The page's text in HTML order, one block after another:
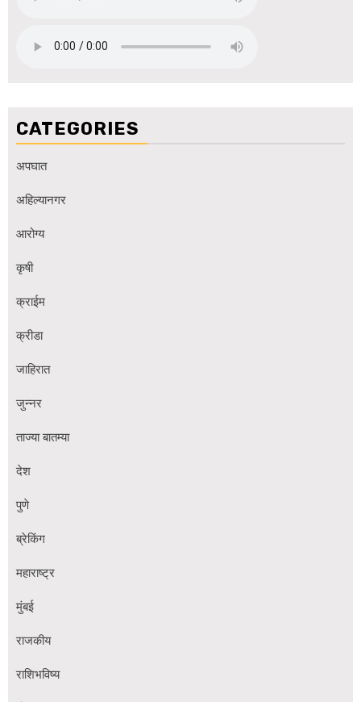
CATEGORIES
अपघात
अहिल्यानगर
आरोग्य
कृषी
क्राईम
क्रीडा
जाहिरात
जुन्नर
ताज्या बातम्या
देश
पुणे
ब्रेकिंग
महाराष्ट्र
मुंबई
राजकीय
राशिभविष्य